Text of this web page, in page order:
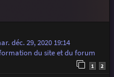
r
déc. 29, 2020 19:14
du site et du forum
1 2